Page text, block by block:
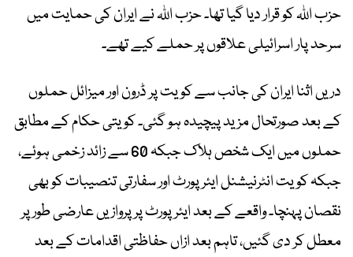
حزب اللہ کو قرار دیا گیا تھا۔ حزب اللہ نے ایران کی حمایت میں
سرحد پار اسرائیلی علاقوں پر حملے کیے تھے۔
دریں اثنا ایران کی جانب سے کویت پر ڈرون اور میزائل حملوں
کے بعد صورتحال مزید پیچیدہ ہو گئی۔ کویتی حکام کے مطابق
حملوں میں ایک شخص ہلاک جبکہ 60 سے زائد زخمی ہوئے،
جبکہ کویت انٹرنیشنل ایئرپورٹ اور سفارتی تنصیبات کو بھی
نقصان پہنچا۔ واقعے کے بعد ایئرپورٹ پر پروازیں عارضی طور پر
معطل کر دی گئیں، تاہم بعد ازاں حفاظتی اقدامات کے بعد